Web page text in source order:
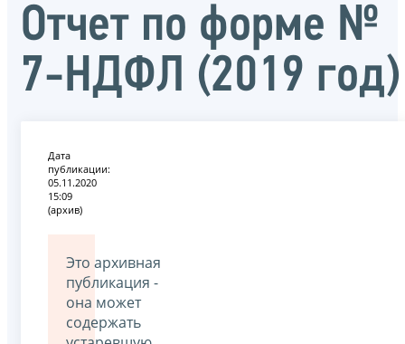
Отчет по форме №
7-НДФЛ (2019 год)
Дата
публикации:
05.11.2020
15:09
(архив)
Это архивная
публикация -
она может
содержать